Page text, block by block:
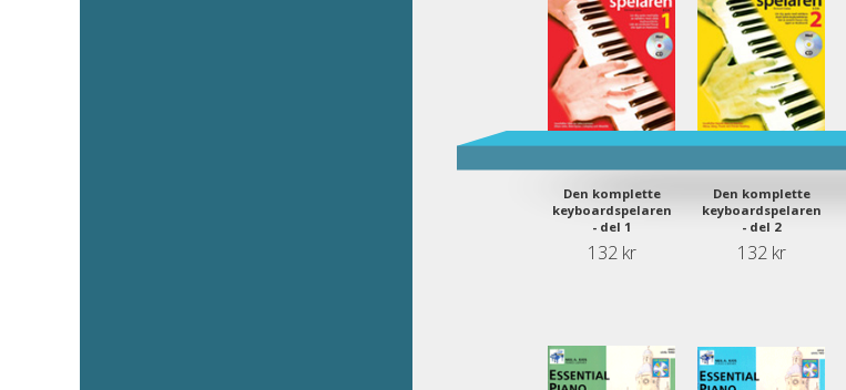
Den komplette
keyboardspelaren
- del 1
132 kr
Den komplette
keyboardspelaren
- del 2
132 kr